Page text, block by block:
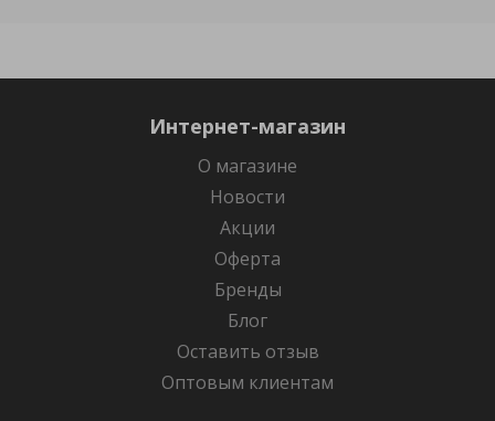
Интернет-магазин
О магазине
Новости
Акции
Оферта
Бренды
Блог
Оставить отзыв
Оптовым клиентам